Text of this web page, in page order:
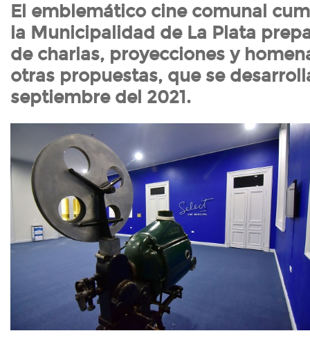
El emblemático cine comunal
la Municipalidad de La Plata
de charlas, proyecciones y
otras propuestas, que se
septiembre del 2021.